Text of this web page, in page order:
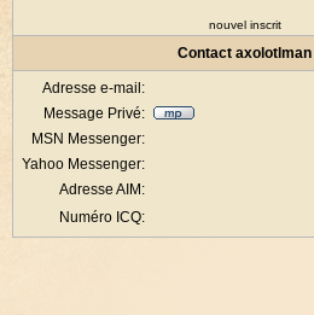
nouvel inscrit
Contact axolotlman
Adresse e-mail:
Message Privé:
MSN Messenger:
Yahoo Messenger:
Adresse AIM:
Numéro ICQ: